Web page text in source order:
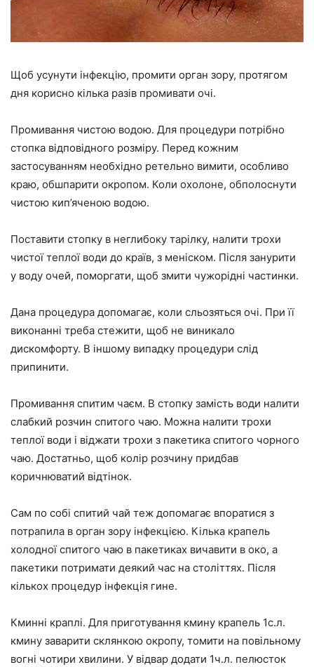
Щоб усунути інфекцію, промити орган зору, протягом
дня корисно кілька разів промивати очі.
Промивання чистою водою. Для процедури потрібно
стопка відповідного розміру. Перед кожним
застосуванням необхідно ретельно вимити, особливо
краю, обшпарити окропом. Коли охолоне, обполоснути
чистою кип’яченою водою.
Поставити стопку в неглибоку тарілку, налити трохи
чистої теплої води до країв, з меніском. Після занурити
у воду очей, поморгати, щоб змити чужорідні частинки.
Дана процедура допомагає, коли сльозяться очі. При її
виконанні треба стежити, щоб не виникало
дискомфорту. В іншому випадку процедури слід
припинити.
Промивання спитим чаєм. В стопку замість води налити
слабкий розчин спитого чаю. Можна налити трохи
теплої води і віджати трохи з пакетика спитого чорного
чаю. Достатньо, щоб колір розчину придбав
коричнюватий відтінок.
Сам по собі спитий чай теж допомагає впоратися з
потрапила в орган зору інфекцією. Кілька крапель
холодної спитого чаю в пакетиках вичавити в око, а
пакетики потримати деякий час на століттях. Після
кількох процедур інфекція гине.
Кминні краплі. Для приготування кмину крапель 1с.л.
кмину заварити склянкою окропу, томити на повільному
вогні чотири хвилини. У відвар додати 1ч.л. пелюсток